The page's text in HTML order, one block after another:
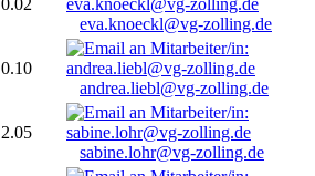
0.02
eva.knoeckl@vg-zolling.de
0.10
andrea.liebl@vg-zolling.de
2.05
sabine.lohr@vg-zolling.de